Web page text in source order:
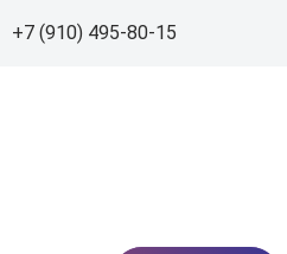
+7 (910) 495-80-15